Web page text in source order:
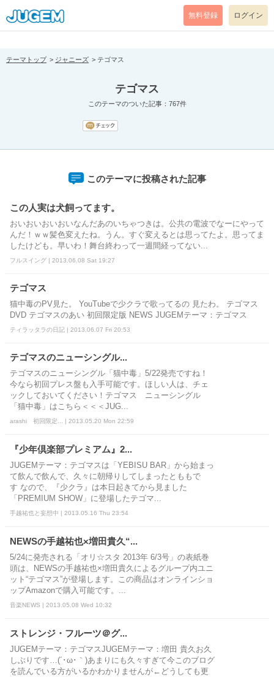
[pear_error: message="Success" code=0 mode=return level=notice
prefix="" info=""]
無料登録 ログイン
テーマトップ ジャニーズ テゴマス
テゴマス
このテーマのついた記事：767件
このテーマに投稿された記事
この人実は犬飼ってます。
おいおいおいおいなんだあのいちゃつきは。公共の電波でなーにやって
んだ！ｗｗ髪色変えたね。うん。すぐ変えるとは思ってたよ。思ってま
したけども。早いわ！舞台終わって一週間経ってない...
フルスイング | 2013.06.08 Sat 19:27
テゴマス
猫中毒のPV見た。 YouTubeで少クラで歌ってるの 見たわ。 テゴマス
DVD テゴマスのあい 初回限定版 NEWS JUGEMテーマ：テゴマス
ティラッタラの日記 | 2013.06.07 Fri 20:53
テゴマスのニューシングル...
テゴマスのニューシングル「猫中毒」5/22発売ですね！
今なら初回プレス盤も入手可能です。ほしい人は、チェ
ックしておいてください！テゴマス ニューシングル
「猫中毒」はこちら＜＜＜JUG...
arashi 初回限定... | 2013.05.20 Mon 22:59
『少年倶楽部プレミアム』2...
JUGEMテーマ：テゴマスは「YEBISU BAR」から始まっ
て飲んで飲んで、久々に朝帰りしてしまったとももで
す なので、『少クラ』は本日起きてから見ました
「PREMIUM SHOW」に登場したテゴマ...
手越祐也と妄想中 | 2013.05.16 Thu 23:54
NEWSの手越祐也×増田貴久“...
5/24に発売される「オリ☆スタ 2013年 6/3号」の表紙巻
頭は、NEWSの手越祐也×増田貴久によるグループ内ユニ
ット“テゴマス”が登場します。この商品はオンラインショ
ップAmazonで購入可能です。...
音楽NEWS | 2013.05.08 Wed 10:32
ストレンジ・フルーツ＠グ...
JUGEMテーマ：テゴマスJUGEMテーマ：増田 貴久お久
しぶりです…(´･ω･｀)あまりにも久々すぎて今このブログ
を読んでいる方がいるかわかりませんが←どうしても更